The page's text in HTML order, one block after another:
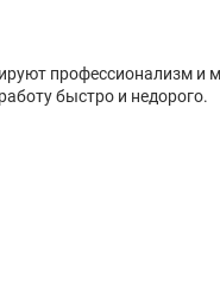
профессионализм и
быстро и недорого.